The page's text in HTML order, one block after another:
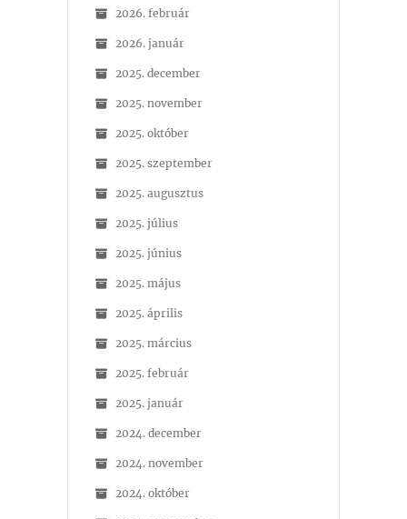
2026. február
2026. január
2025. december
2025. november
2025. október
2025. szeptember
2025. augusztus
2025. július
2025. június
2025. május
2025. április
2025. március
2025. február
2025. január
2024. december
2024. november
2024. október